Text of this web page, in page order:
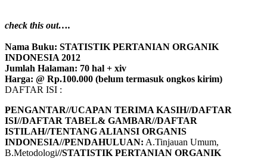
check this out….
Nama Buku: STATISTIK PERTANIAN ORGANIK
INDONESIA 2012
Jumlah Halaman: 70 hal + xiv
Harga: @ Rp.100.000 (belum termasuk ongkos kirim)
DAFTAR ISI :
PENGANTAR//UCAPAN TERIMA KASIH//DAFTAR
ISI//DAFTAR TABEL& GAMBAR//DAFTAR
ISTILAH//TENTANG ALIANSI ORGANIS
INDONESIA//PENDAHULUAN: A.Tinjauan Umum,
B.Metodologi//STATISTIK PERTANIAN ORGANIK